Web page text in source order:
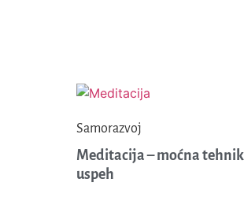
Samorazvoj
Meditacija – moćna
uspeh